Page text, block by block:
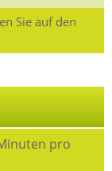
Sie auf den
pro